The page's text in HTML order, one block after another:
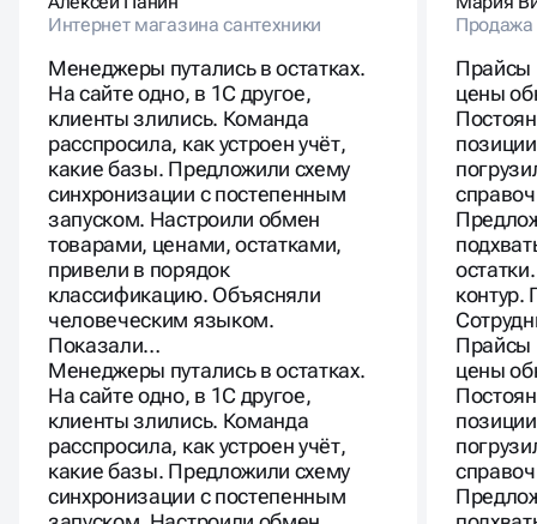
Интернет магазина сантехники
Менеджеры путались в остатках.
На сайте одно, в 1С другое,
клиенты злились. Команда
расспросила, как устроен учёт,
какие базы. Предложили схему
синхронизации с постепенным
запуском. Настроили обмен
товарами, ценами, остатками,
привели в порядок
классификацию. Объясняли
человеческим языком.
Показали…
Менеджеры путались в остатках.
На сайте одно, в 1С другое,
клиенты злились. Команда
расспросила, как устроен учёт,
какие базы. Предложили схему
синхронизации с постепенным
Продажа
Прайсы
цены
контур.
Прайсы
цены